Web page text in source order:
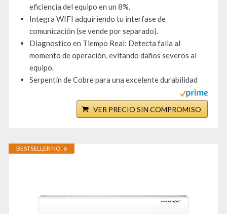
eficiencia del equipo en un 8%.
Integra WIFI adquiriendo tu interfase de
comunicación (se vende por separado).
Diagnostico en Tiempo Real: Detecta falla al
momento de operación, evitando daños severos al
equipo.
Serpentín de Cobre para una excelente durabilidad
VER PRECIO SIN COMPROMISO
BESTSELLER NO. 6